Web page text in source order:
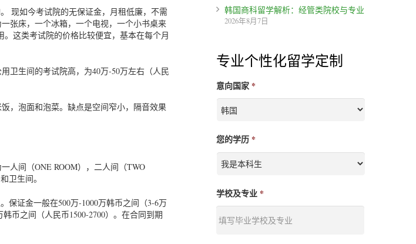
现如今考试院的无保证金，月租低廉，不需
张床，一个冰箱，一个电视，一个小书桌来
这类考试院的价格比较便宜，基本在每个月
卫生间的考试院高，为40万-50万左右（人民
，泡面和泡菜。缺点是空间窄小，隔音效果
人间（ONE ROOM），二人间（TWO
卫生间。
保证金一般在500万-1000万韩币之间（3-6万
币之间（人民币1500-2700）。在合同到期
韩国商科留学解析：经管类院校与专业
2026年8月7日
专业个性化留学定制
意向国家 *
您的学历 *
学校及专业 *